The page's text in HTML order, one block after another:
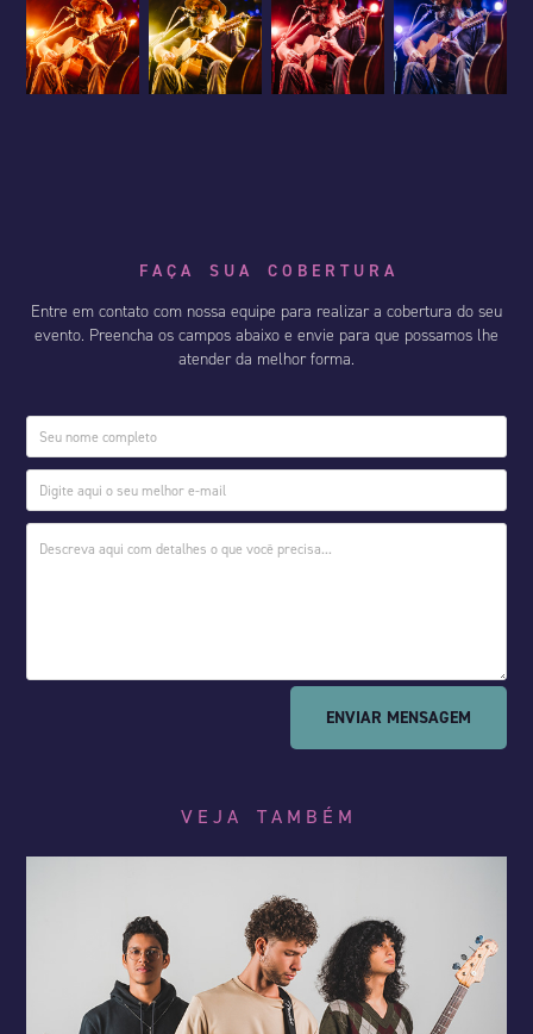
F A Ç A S U A C O B E R T U R A
Entre em contato com nossa equipe para realizar a cobertura do seu
evento. Preencha os campos abaixo e envie para que possamos lhe
atender da melhor forma.
ENVIAR MENSAGEM
V E J A    T A M B É M